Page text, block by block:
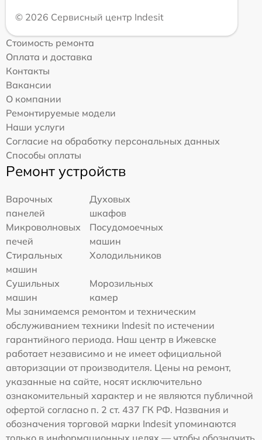
© 2026 Сервисный центр Indesit
Стоимость ремонта
Оплата и доставка
Контакты
Вакансии
О компании
Ремонтируемые модели
Наши услуги
Согласие на обработку персональных данных
Способы оплаты
Ремонт устройств
Варочных
панелей
Духовых
шкафов
Микроволновых
печей
Посудомоечных
машин
Стиральных
машин
Холодильников
Сушильных
машин
Морозильных
камер
Мы занимаемся ремонтом и техническим
обслуживанием техники Indesit по истечении
гарантийного периода. Наш центр в Ижевске
работает независимо и не имеет официальной
авторизации от производителя. Цены на ремонт,
указанные на сайте, носят исключительно
ознакомительный характер и не являются публичной
офертой согласно п. 2 ст. 437 ГК РФ. Названия и
обозначения торговой марки Indesit упоминаются
только в информационных целях — чтобы обозначить